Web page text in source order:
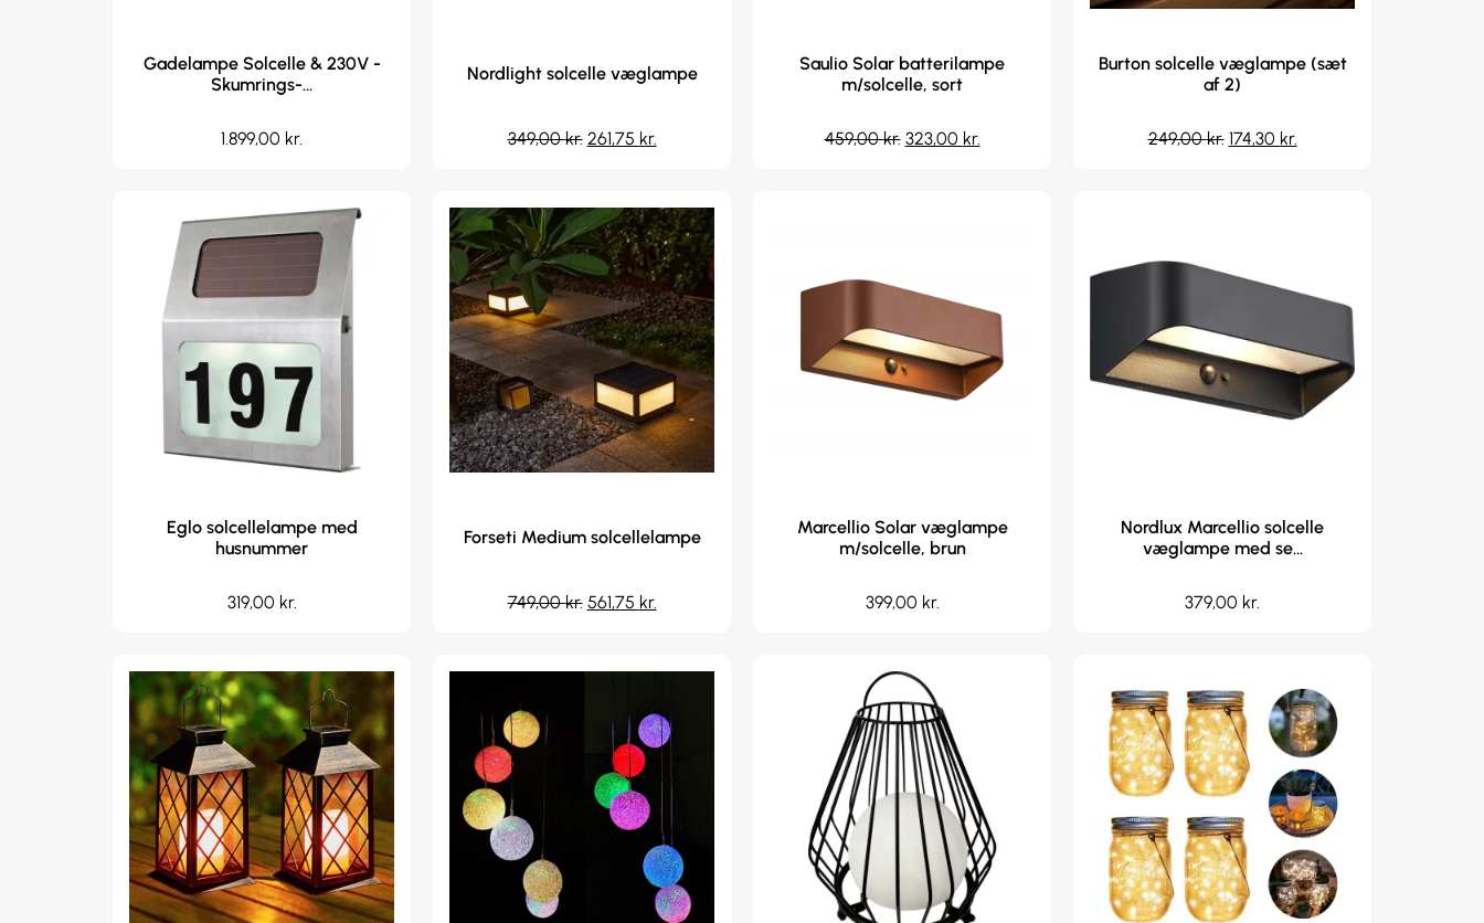
Gadelampe Solcelle & 230V -
Skumrings-...
1.899,00 kr.
Nordlight solcelle væglampe
349,00kr. 261,75 kr.
Saulio Solar batterilampe
m/solcelle, sort
459,00kr. 323,00 kr.
Burton solcelle væglampe (sæt
af 2)
249,00kr. 174,30 kr.
Eglo solcellelampe med
husnummer
319,00 kr.
Forseti Medium solcellelampe
749,00kr. 561,75 kr.
Marcellio Solar væglampe
m/solcelle, brun
399,00 kr.
Nordlux Marcellio solcelle
væglampe med se...
379,00 kr.